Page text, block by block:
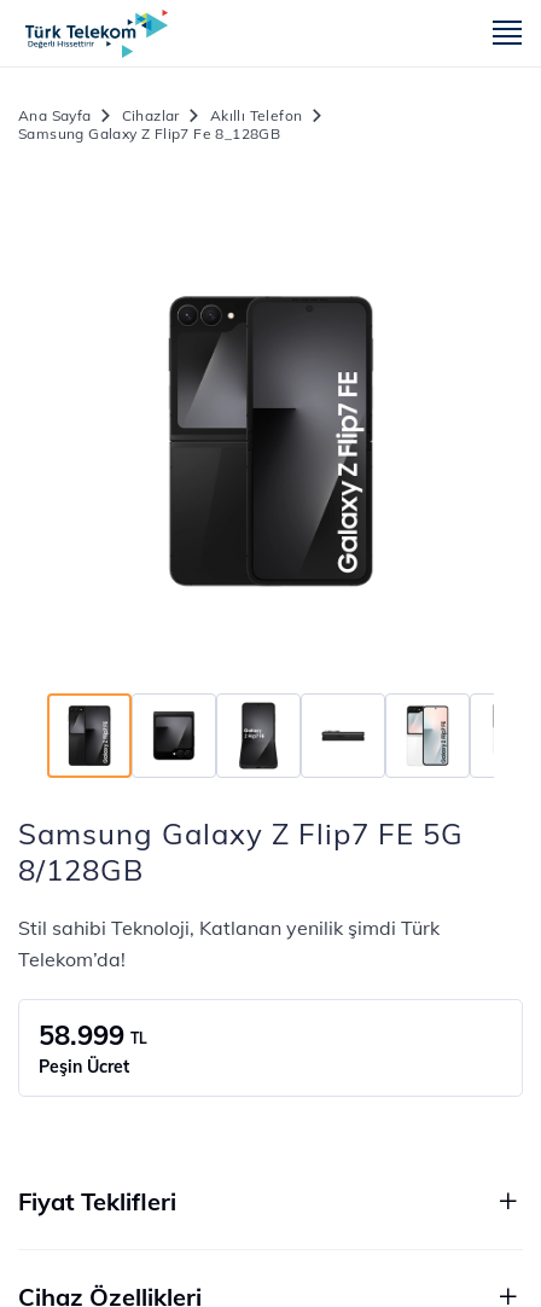
Ana Sayfa Cihazlar
Akıllı Telefon
Samsung Galaxy Z Flip7 Fe 8_128GB
Samsung Galaxy Z Flip7 FE 5G
8/128GB
Stil sahibi Teknoloji, Katlanan yenilik şimdi Türk
Telekom’da!
58.999 TL
Peşin Ücret
Fiyat Teklifleri
Cihaz Özellikleri